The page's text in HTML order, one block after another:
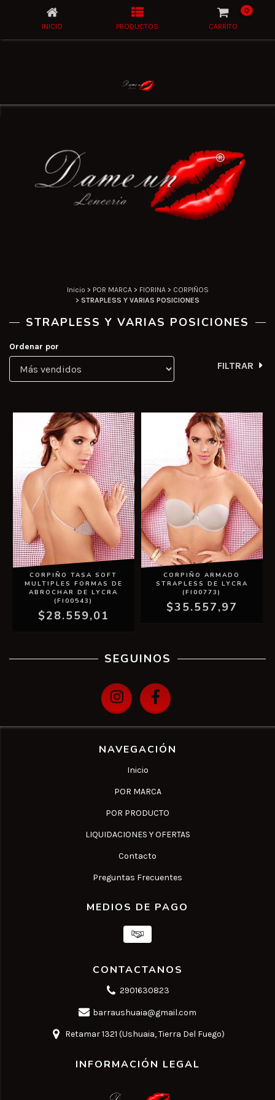
INICIO PRODUCTOS CARRITO
0
Inicio > POR MARCA > FIORINA > CORPIÑOS
> STRAPLESS Y VARIAS POSICIONES
STRAPLESS Y VARIAS POSICIONES
Ordenar por
FILTRAR
CORPIÑO TASA SOFT
MULTIPLES FORMAS DE
ABROCHAR DE LYCRA
(FI00543)
$28.559,01
CORPIÑO ARMADO
STRAPLESS DE LYCRA
(FI00773)
$35.557,97
SEGUINOS
NAVEGACIÓN
Inicio
POR MARCA
POR PRODUCTO
LIQUIDACIONES Y OFERTAS
Contacto
Preguntas Frecuentes
MEDIOS DE PAGO
CONTACTANOS
2901630823
barraushuaia@gmail.com
Retamar 1321 (Ushuaia, Tierra Del Fuego)
INFORMACIÓN LEGAL